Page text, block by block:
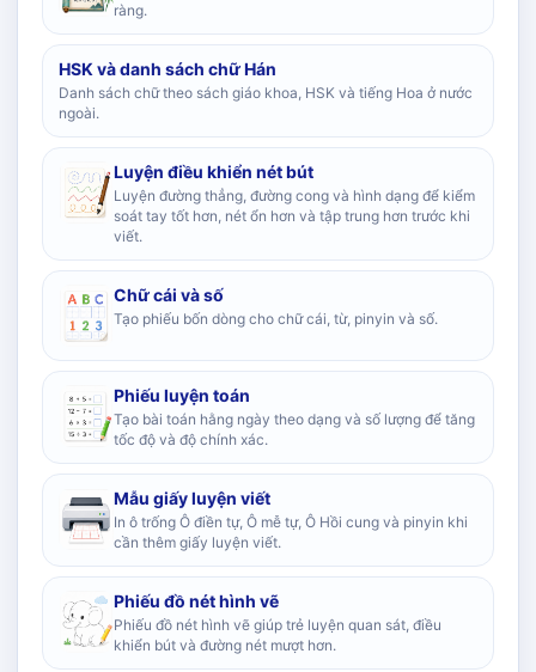
ràng.
HSK và danh sách chữ Hán
Danh sách chữ theo sách giáo khoa, HSK và tiếng Hoa ở nước
ngoài.
Luyện điều khiển nét bút
Luyện đường thẳng, đường cong và hình dạng để kiểm
soát tay tốt hơn, nét ổn hơn và tập trung hơn trước khi
viết.
Chữ cái và số
Tạo phiếu bốn dòng cho chữ cái, từ, pinyin và số.
Phiếu luyện toán
Tạo bài toán hằng ngày theo dạng và số lượng để tăng
tốc độ và độ chính xác.
Mẫu giấy luyện viết
In ô trống Ô điền tự, Ô mễ tự, Ô Hồi cung và pinyin khi
cần thêm giấy luyện viết.
Phiếu đồ nét hình vẽ
Phiếu đồ nét hình vẽ giúp trẻ luyện quan sát, điều
khiển bút và đường nét mượt hơn.